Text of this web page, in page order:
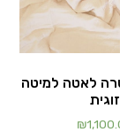
לאטה למיטה
זוגית
₪